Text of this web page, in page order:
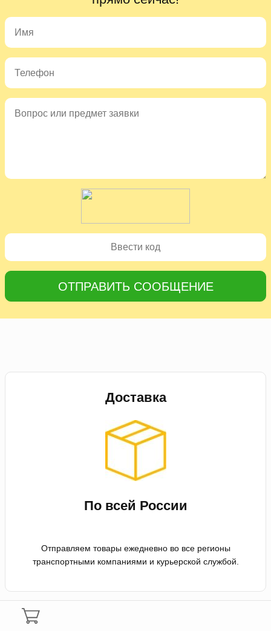
ОТПРАВИТЬ СООБЩЕНИЕ
Доставка
По всей России
Отправляем товары ежедневно во все регионы
транспортными компаниями и курьерской службой.